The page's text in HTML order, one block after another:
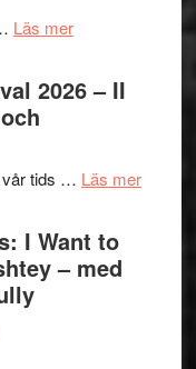
Läs merom
Håkan
Hellström
Folkets
–
en
2026 – II
vår tids … Läs merom
I Want to
– med